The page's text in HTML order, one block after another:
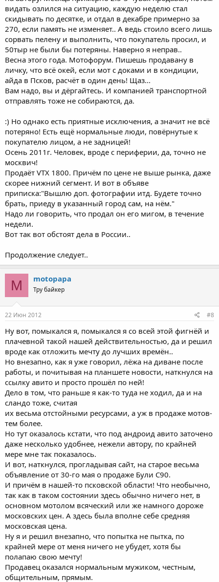
видать озлился на ситуацию, каждую неделю стал
скидывать по десятке, и отдал в декабре примерно за
270, если память не изменяет.. А ведь стоило всего лишь
сорвать пелену и выполнить, что покупатель просил, и
50тыр не были бы потеряны. Наверно я неправ..
Весна этого года. Мотофорум. Пишешь продавану в
личку, что всё окей, если мот с доками и в кондиции,
айда в Псков, расчёт в один день! Щаз...
Вам надо, вы и дёргайтесь. И компанией транспортной
отправлять тоже не собираются, да.
:) Но однако есть приятные исключения, а значит не всё
потеряно! Есть ещё нормальные люди, повёрнутые к
покупателю лицом, а не задницей!
Осень 2011г. Человек, вроде с периферии, да, точно не
москвич!
Продаёт VTX 1800. Причём по цене не выше рынка, даже
скорее нижний сегмент. И вот в объяве
приписка:"Вышлю доп. фотографии итд. Будете точно
брать, приеду в указанный город сам, на нём."
Надо ли говорить, что продал он его мигом, в течение
недели.
Вот так вот обстоят дела в России..
Продолжение следует..
M motopapa
Тру байкер
22 Июн 2012 #8
Ну вот, помыкался я, помыкался я со всей этой фигнёй и
плачевной такой нашей действительностью, да и решил
вроде как отложить мечту до лучших времён..
Но внезапно, как я уже говорил, лёжа на диване после
работы, и почитывая на планшете новости, наткнулся на
ссылку авито и просто прошёл по ней!
Дело в том, что раньше я как-то туда не ходил, да и на
сландо тоже, считая
их весьма отстойными ресурсами, а уж в продаже мотов-
тем более.
Но тут оказалось кстати, что под андроид авито заточено
даже несколько удобнее, нежели автору, по крайней
мере мне так показалось.
И вот, наткнулся, прогладывая сайт, на старое весьма
объявление от 30-го мая о продаже Були C90.
И причём в нашей-то псковской области! Что необычно,
так как в таком состоянии здесь обычно ничего нет, в
основном мотолом всяческий или же намного дороже
московских цен. А здесь была вполне себе средняя
московская цена.
Ну я и решил внезапно, что попытка не пытка, по
крайней мере от меня ничего не убудет, хотя бы
полапаю свою мечту!
Продавец оказался нормальным мужиком, честным,
общительным, прямым.